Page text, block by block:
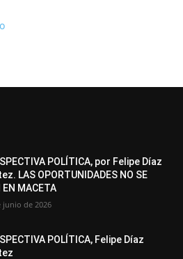
POLÍTICA, por Felipe Díaz
LAS OPORTUNIDADES NO SE
EN MACETA
junio de 2026
POLÍTICA, Felipe Díaz